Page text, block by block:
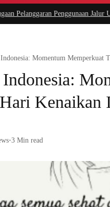
Penggunaan Jalur Utilitas
Momentum Memperkuat
Kenaikan
•3 Min read